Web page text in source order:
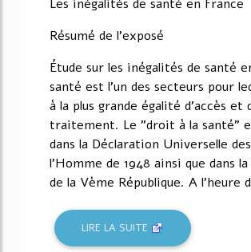
Les inégalités de santé en France
Résumé de l'exposé
Étude sur les inégalités de santé
santé est l'un des secteurs pour
à la plus grande égalité d'accès et
traitement. Le "droit à la santé"
dans la Déclaration Universelle
l'Homme de 1948 ainsi que dans
de la Vème République. A l'heure
LIRE LA SUITE